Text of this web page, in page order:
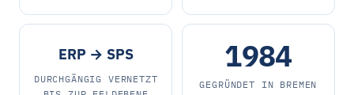
ERP → SPS
DURCHGÄNGIG VERNETZT
1984
GEGRÜNDET IN BREMEN